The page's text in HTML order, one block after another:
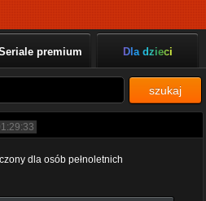
premium Dla dzieci
szukaj
dla osób pełnoletnich